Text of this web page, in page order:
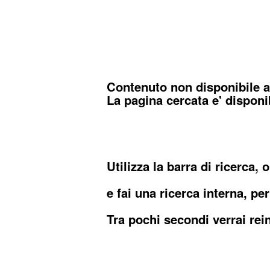
Contenuto non disponibile
La pagina cercata e'
Utilizza la barra di ricerca,
e fai una ricerca interna,
Tra pochi secondi verrai